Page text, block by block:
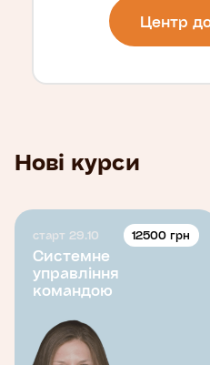
Центр
Нові курси
старт 29.10 12500 грн
Системне
управління
командою